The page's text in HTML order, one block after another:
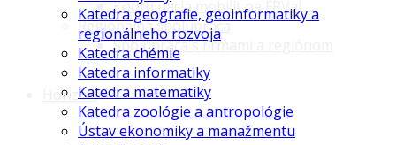
Koordinácia mobilít na FPVaI
Regionálna spolupráca
Spolupráca s firmami a regiónom
Horizon
Katedra geografie, geoinformatiky a
regionálneho rozvoja
Katedra chémie
Katedra informatiky
Katedra matematiky
Katedra zoológie a antropológie
Ústav ekonomiky a manažmentu